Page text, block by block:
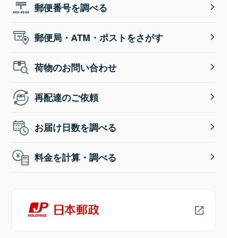
郵便番号を調べる
郵便局・ATM・ポストをさがす
荷物のお問い合わせ
再配達のご依頼
お届け日数を調べる
料金を計算・調べる